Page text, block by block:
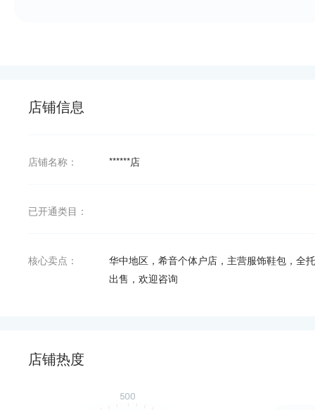
店铺信息
店铺名称： ******店
已开通类目：
核心卖点：
华中地区，希音个体户店，主营服饰鞋包，全
出售，欢迎咨询
店铺热度